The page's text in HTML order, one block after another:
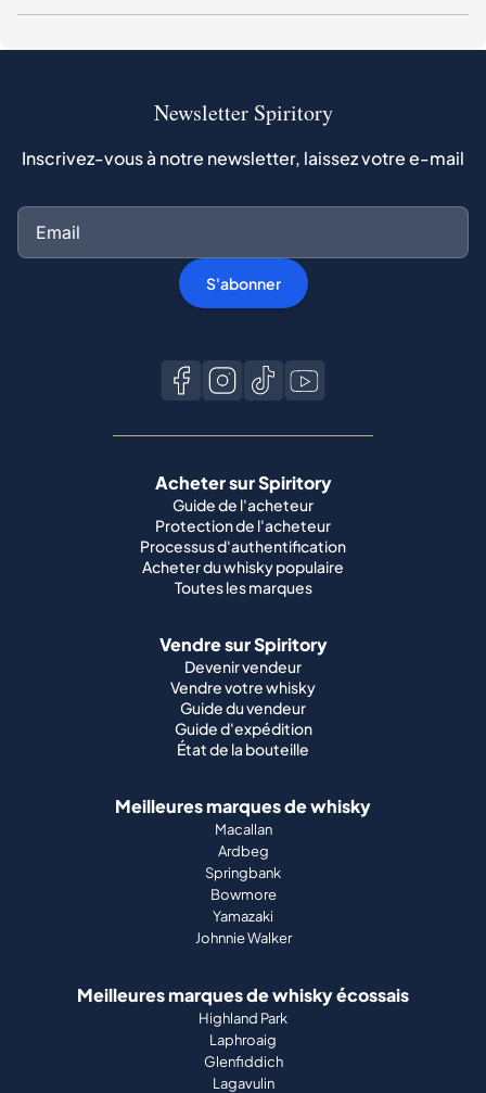
Newsletter Spiritory
Inscrivez-vous à notre newsletter, laissez votre e-mail
S'abonner
Acheter sur Spiritory
Guide de l'acheteur
Protection de l'acheteur
Processus d'authentification
Acheter du whisky populaire
Toutes les marques
Vendre sur Spiritory
Devenir vendeur
Vendre votre whisky
Guide du vendeur
Guide d'expédition
État de la bouteille
Meilleures marques de whisky
Macallan
Ardbeg
Springbank
Bowmore
Yamazaki
Johnnie Walker
Meilleures marques de whisky écossais
Highland Park
Laphroaig
Glenfiddich
Lagavulin